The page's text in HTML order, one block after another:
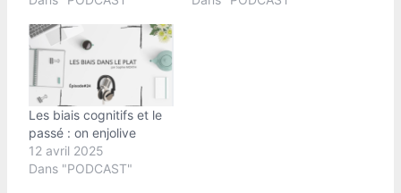
Les biais cognitifs et le
passé : on enjolive
12 avril 2025
Dans "PODCAST"